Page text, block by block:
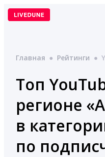
Перейти
Главная ● Рейтинги ●
Топ
регионе
в
по